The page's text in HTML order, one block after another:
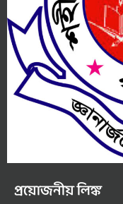
প্রয়োজনীয় লিঙ্ক